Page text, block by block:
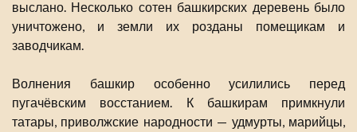
выслано. Несколько сотен башкирских деревень было
уничтожено, и земли их розданы помещикам и
заводчикам.
Волнения башкир особенно усилились перед
пугачёвским восстанием. К башкирам примкнули
татары, приволжские народности — удмурты, марийцы,